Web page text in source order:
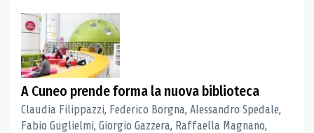
A Cuneo prende forma la nuova biblioteca
Claudia Filippazzi, Federico Borgna, Alessandro Spedale,
Fabio Guglielmi, Giorgio Gazzera, Raffaella Magnano,